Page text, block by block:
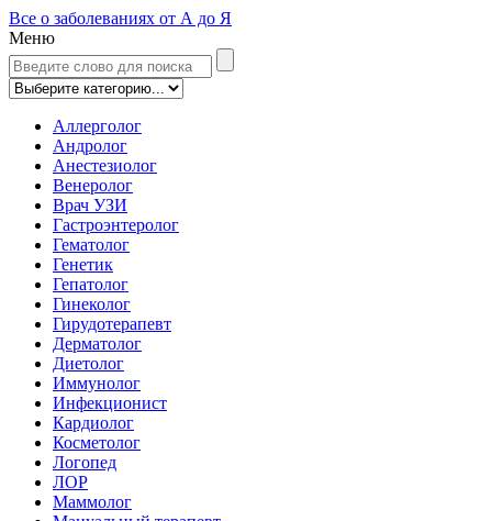
Все о заболеваниях от А до Я
Меню
Аллерголог
Андролог
Анестезиолог
Венеролог
Врач УЗИ
Гастроэнтеролог
Гематолог
Генетик
Гепатолог
Гинеколог
Гирудотерапевт
Дерматолог
Диетолог
Иммунолог
Инфекционист
Кардиолог
Косметолог
Логопед
ЛОР
Маммолог